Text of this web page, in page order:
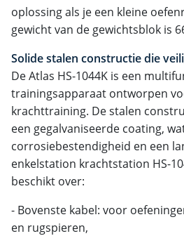
oplossing als je een kleine
gewicht van de gewichtsblok is
Solide stalen constructie die
De Atlas HS-1044K is een
trainingsapparaat ontworpen
krachttraining. De stalen
een gegalvaniseerde coating,
corrosiebestendigheid en een
enkelstation krachtstation HS-
beschikt over:
- Bovenste kabel: voor
en rugspieren,